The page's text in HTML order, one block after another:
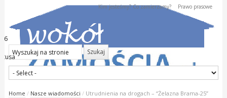
Kim jesteśmy? Co zamierzamy? Prawo prasowe
Home / Nasze wiadomości / Utrudnienia na drogach – “Żelazna Brama-25”